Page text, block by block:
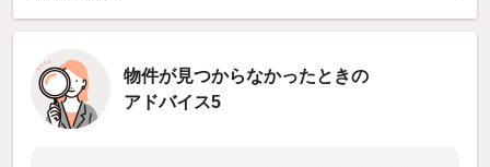
物件が見つからなかったときの
アドバイス5